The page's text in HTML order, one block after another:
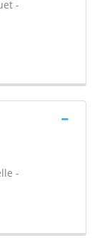
-
-